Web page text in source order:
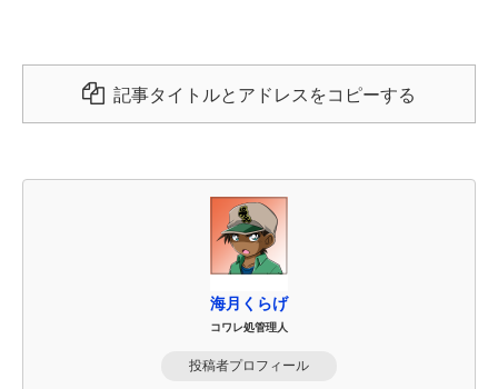
記事タイトルとアドレスをコピーする
海月くらげ
コワレ処管理人
投稿者プロフィール